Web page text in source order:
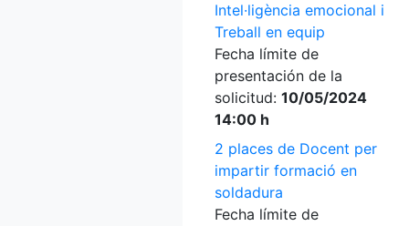
Intel·ligència emocional i
Treball en equip
Fecha límite de
presentación de la
solicitud: 10/05/2024
14:00 h
2 places de Docent per
impartir formació en
soldadura
Fecha límite de